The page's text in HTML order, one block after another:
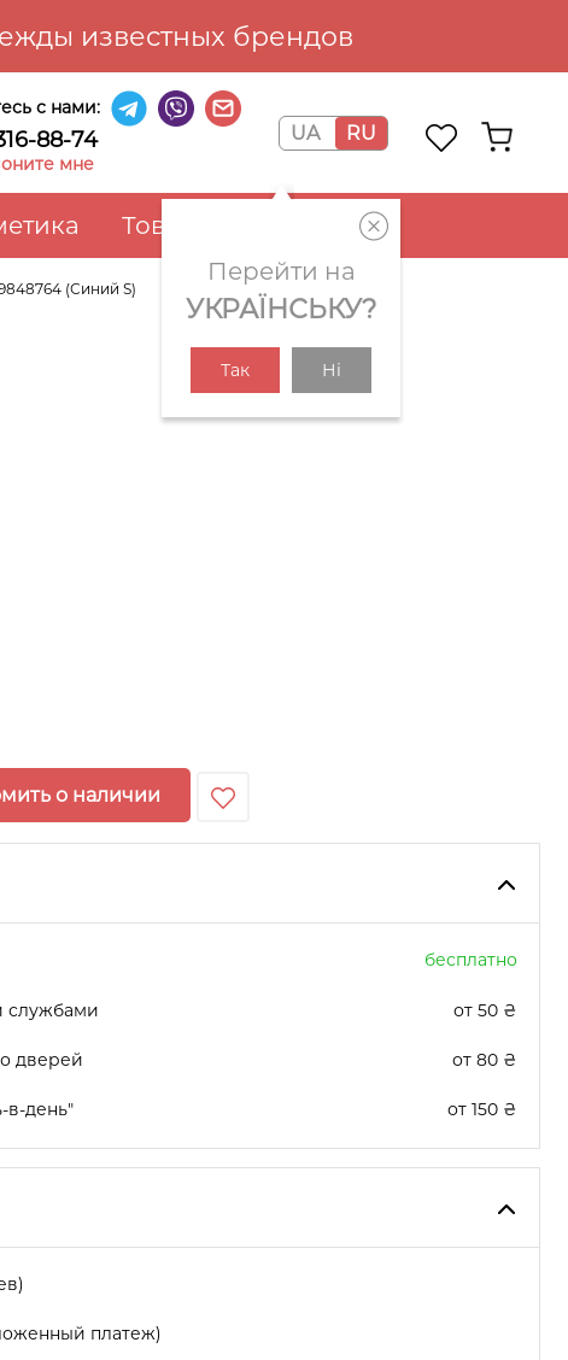
известных брендов
с нами:
88-74
мне
UA RU
Перейти на
УКРАЇНСЬКУ?
Так Ні
Товары для дома
(Синий S)
о наличии
бесплатно
службами от 50 ₴
дверей от 80 ₴
в-день" от 150 ₴
платеж)